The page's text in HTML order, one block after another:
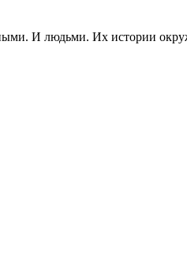
И людьми. Их истории